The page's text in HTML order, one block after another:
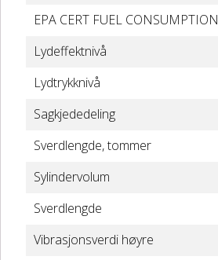
EPA CERT FUEL CONSUMPTION
Lydeffektnivå
Lydtrykknivå
Sagkjededeling
Sverdlengde, tommer
Sylindervolum
Sverdlengde
Vibrasjonsverdi høyre